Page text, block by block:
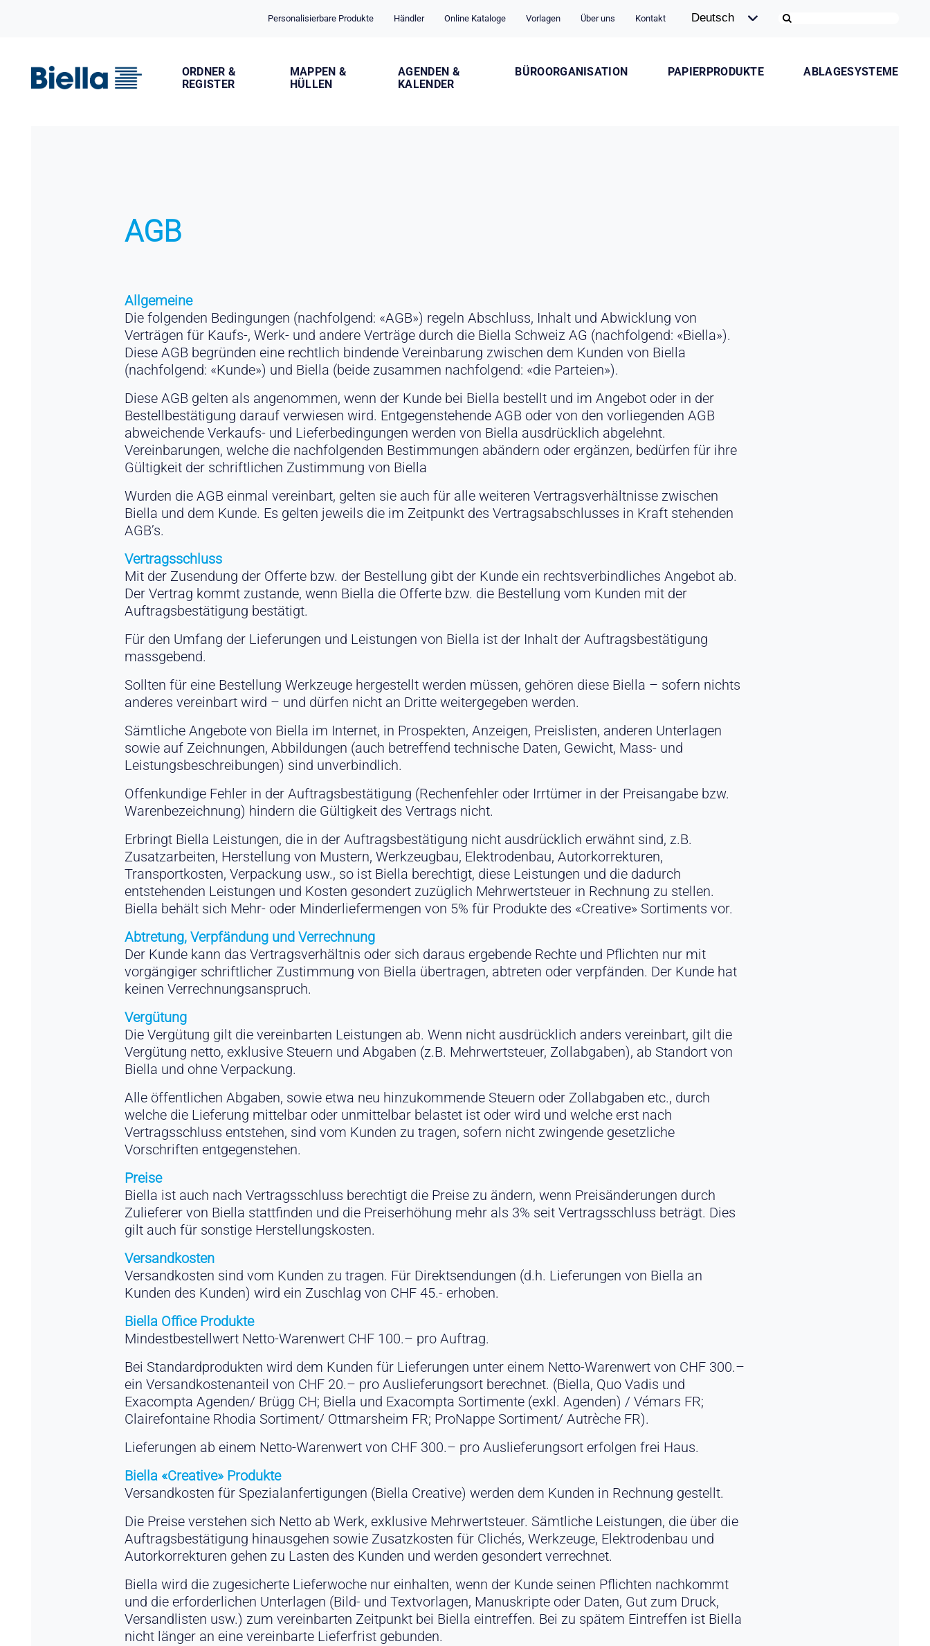
Personalisierbare Produkte Händler Online Kataloge Vorlagen Über uns Kontakt
PAPIERPRODUKTE ABLAGESYSTEME
BÜROORGANISATION
ORDNER &
REGISTER
MAPPEN &
HÜLLEN
AGENDEN &
KALENDER
AGB
Allgemeine
Die folgenden Bedingungen (nachfolgend: «AGB») regeln Abschluss, Inhalt und Abwicklung von
Verträgen für Kaufs-, Werk- und andere Verträge durch die Biella Schweiz AG (nachfolgend: «Biella»).
Diese AGB begründen eine rechtlich bindende Vereinbarung zwischen dem Kunden von Biella
(nachfolgend: «Kunde») und Biella (beide zusammen nachfolgend: «die Parteien»).
Diese AGB gelten als angenommen, wenn der Kunde bei Biella bestellt und im Angebot oder in der
Bestellbestätigung darauf verwiesen wird. Entgegenstehende AGB oder von den vorliegenden AGB
abweichende Verkaufs- und Lieferbedingungen werden von Biella ausdrücklich abgelehnt.
Vereinbarungen, welche die nachfolgenden Bestimmungen abändern oder ergänzen, bedürfen für ihre
Gültigkeit der schriftlichen Zustimmung von Biella
Wurden die AGB einmal vereinbart, gelten sie auch für alle weiteren Vertragsverhältnisse zwischen
Biella und dem Kunde. Es gelten jeweils die im Zeitpunkt des Vertragsabschlusses in Kraft stehenden
AGB’s.
Vertragsschluss
Mit der Zusendung der Offerte bzw. der Bestellung gibt der Kunde ein rechtsverbindliches Angebot ab.
Der Vertrag kommt zustande, wenn Biella die Offerte bzw. die Bestellung vom Kunden mit der
Auftragsbestätigung bestätigt.
Für den Umfang der Lieferungen und Leistungen von Biella ist der Inhalt der Auftragsbestätigung
massgebend.
Sollten für eine Bestellung Werkzeuge hergestellt werden müssen, gehören diese Biella – sofern nichts
anderes vereinbart wird – und dürfen nicht an Dritte weitergegeben werden.
Sämtliche Angebote von Biella im Internet, in Prospekten, Anzeigen, Preislisten, anderen Unterlagen
sowie auf Zeichnungen, Abbildungen (auch betreffend technische Daten, Gewicht, Mass- und
Leistungsbeschreibungen) sind unverbindlich.
Offenkundige Fehler in der Auftragsbestätigung (Rechenfehler oder Irrtümer in der Preisangabe bzw.
Warenbezeichnung) hindern die Gültigkeit des Vertrags nicht.
Erbringt Biella Leistungen, die in der Auftragsbestätigung nicht ausdrücklich erwähnt sind, z.B.
Zusatzarbeiten, Herstellung von Mustern, Werkzeugbau, Elektrodenbau, Autorkorrekturen,
Transportkosten, Verpackung usw., so ist Biella berechtigt, diese Leistungen und die dadurch
entstehenden Leistungen und Kosten gesondert zuzüglich Mehrwertsteuer in Rechnung zu stellen.
Biella behält sich Mehr- oder Minderliefermengen von 5% für Produkte des «Creative» Sortiments vor.
Abtretung, Verpfändung und Verrechnung
Der Kunde kann das Vertragsverhältnis oder sich daraus ergebende Rechte und Pflichten nur mit
vorgängiger schriftlicher Zustimmung von Biella übertragen, abtreten oder verpfänden. Der Kunde hat
keinen Verrechnungsanspruch.
Vergütung
Die Vergütung gilt die vereinbarten Leistungen ab. Wenn nicht ausdrücklich anders vereinbart, gilt die
Vergütung netto, exklusive Steuern und Abgaben (z.B. Mehrwertsteuer, Zollabgaben), ab Standort von
Biella und ohne Verpackung.
Alle öffentlichen Abgaben, sowie etwa neu hinzukommende Steuern oder Zollabgaben etc., durch
welche die Lieferung mittelbar oder unmittelbar belastet ist oder wird und welche erst nach
Vertragsschluss entstehen, sind vom Kunden zu tragen, sofern nicht zwingende gesetzliche
Vorschriften entgegenstehen.
Preise
Biella ist auch nach Vertragsschluss berechtigt die Preise zu ändern, wenn Preisänderungen durch
Zulieferer von Biella stattfinden und die Preiserhöhung mehr als 3% seit Vertragsschluss beträgt. Dies
gilt auch für sonstige Herstellungskosten.
Versandkosten
Versandkosten sind vom Kunden zu tragen. Für Direktsendungen (d.h. Lieferungen von Biella an
Kunden des Kunden) wird ein Zuschlag von CHF 45.- erhoben.
Biella Office Produkte
Mindestbestellwert Netto-Warenwert CHF 100.– pro Auftrag.
Bei Standardprodukten wird dem Kunden für Lieferungen unter einem Netto-Warenwert von CHF 300.–
ein Versandkostenanteil von CHF 20.– pro Auslieferungsort berechnet. (Biella, Quo Vadis und
Exacompta Agenden/ Brügg CH; Biella und Exacompta Sortimente (exkl. Agenden) / Vémars FR;
Clairefontaine Rhodia Sortiment/ Ottmarsheim FR; ProNappe Sortiment/ Autrèche FR).
Lieferungen ab einem Netto-Warenwert von CHF 300.– pro Auslieferungsort erfolgen frei Haus.
Biella «Creative» Produkte
Versandkosten für Spezialanfertigungen (Biella Creative) werden dem Kunden in Rechnung gestellt.
Die Preise verstehen sich Netto ab Werk, exklusive Mehrwertsteuer. Sämtliche Leistungen, die über die
Auftragsbestätigung hinausgehen sowie Zusatzkosten für Clichés, Werkzeuge, Elektrodenbau und
Autorkorrekturen gehen zu Lasten des Kunden und werden gesondert verrechnet.
Biella wird die zugesicherte Lieferwoche nur einhalten, wenn der Kunde seinen Pflichten nachkommt
und die erforderlichen Unterlagen (Bild- und Textvorlagen, Manuskripte oder Daten, Gut zum Druck,
Versandlisten usw.) zum vereinbarten Zeitpunkt bei Biella eintreffen. Bei zu spätem Eintreffen ist Biella
nicht länger an eine vereinbarte Lieferfrist gebunden.